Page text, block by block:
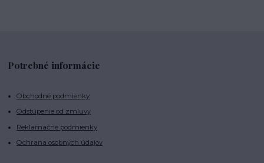
Potrebné informácie
Obchodné podmienky
Odstúpenie od zmluvy
Reklamačné podmienky
Ochrana osobných údajov